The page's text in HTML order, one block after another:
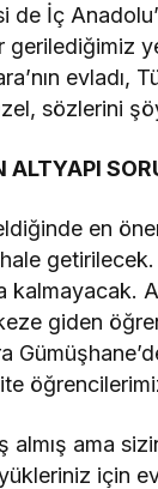
de İç
gerilediğimiz
evladı,
sözlerini
ALTYAPI
en
hale
giden
almış ama
için